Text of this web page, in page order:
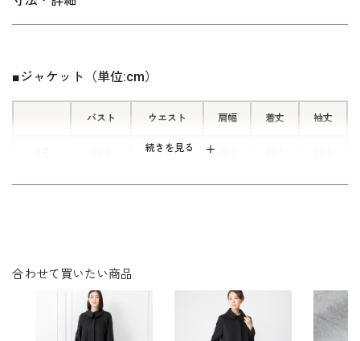
続きを見る
■ジャケット（単位:cm）
バスト ウエスト 肩幅 着丈 袖丈
84.5
9号 97.0 87.5 39.0 50.0 60.0
110.0 100.5 41.0 61.0
合わせて買いたい商品